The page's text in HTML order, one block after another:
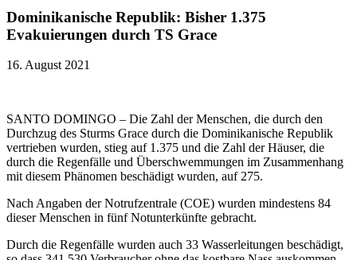
Dominikanische Republik: Bisher 1.375
Evakuierungen durch TS Grace
16. August 2021
SANTO DOMINGO – Die Zahl der Menschen, die durch den
Durchzug des Sturms Grace durch die Dominikanische Republik
vertrieben wurden, stieg auf 1.375 und die Zahl der Häuser, die
durch die Regenfälle und Überschwemmungen im Zusammenhang
mit diesem Phänomen beschädigt wurden, auf 275.
Nach Angaben der Notrufzentrale (COE) wurden mindestens 84
dieser Menschen in fünf Notunterkünfte gebracht.
Durch die Regenfälle wurden auch 33 Wasserleitungen beschädigt,